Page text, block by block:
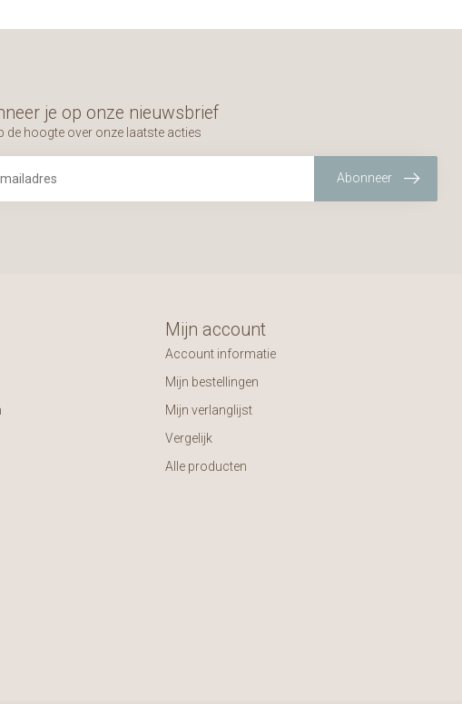
je op onze nieuwsbrief
de hoogte over onze laatste acties
Abonneer
Mijn account
Account informatie
Mijn bestellingen
Mijn verlanglijst
Vergelijk
Alle producten